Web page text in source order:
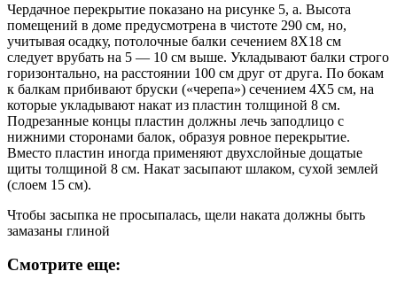
Чердачное перекрытие показано на рисунке 5, а. Высота
помещений в доме предусмотрена в чистоте 290 см, но,
учитывая осадку, потолочные балки сечением 8X18 см
следует врубать на 5 — 10 см выше. Укладывают балки строго
горизонтально, на расстоянии 100 см друг от друга. По бокам
к балкам прибивают бруски («черепа») сечением 4X5 см, на
которые укладывают накат из пластин толщиной 8 см.
Подрезанные концы пластин должны лечь заподлицо с
нижними сторонами балок, образуя ровное перекрытие.
Вместо пластин иногда применяют двухслойные дощатые
щиты толщиной 8 см. Накат засыпают шлаком, сухой землей
(слоем 15 см).
Чтобы засыпка не просыпалась, щели наката должны быть
замазаны глиной
Смотрите еще: